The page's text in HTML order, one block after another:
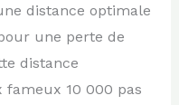
distance optimale
une perte de
distance
10 000 pas